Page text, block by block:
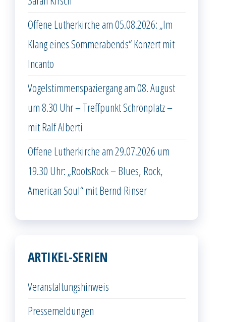
Offene Lutherkirche am 05.08.2026: „Im
Klang eines Sommerabends“ Konzert mit
Incanto
Vogelstimmenspaziergang am 08. August
um 8.30 Uhr – Treffpunkt Schrönplatz –
mit Ralf Alberti
Offene Lutherkirche am 29.07.2026 um
19.30 Uhr: „RootsRock – Blues, Rock,
American Soul“ mit Bernd Rinser
ARTIKEL-SERIEN
Veranstaltungshinweis
Pressemeldungen